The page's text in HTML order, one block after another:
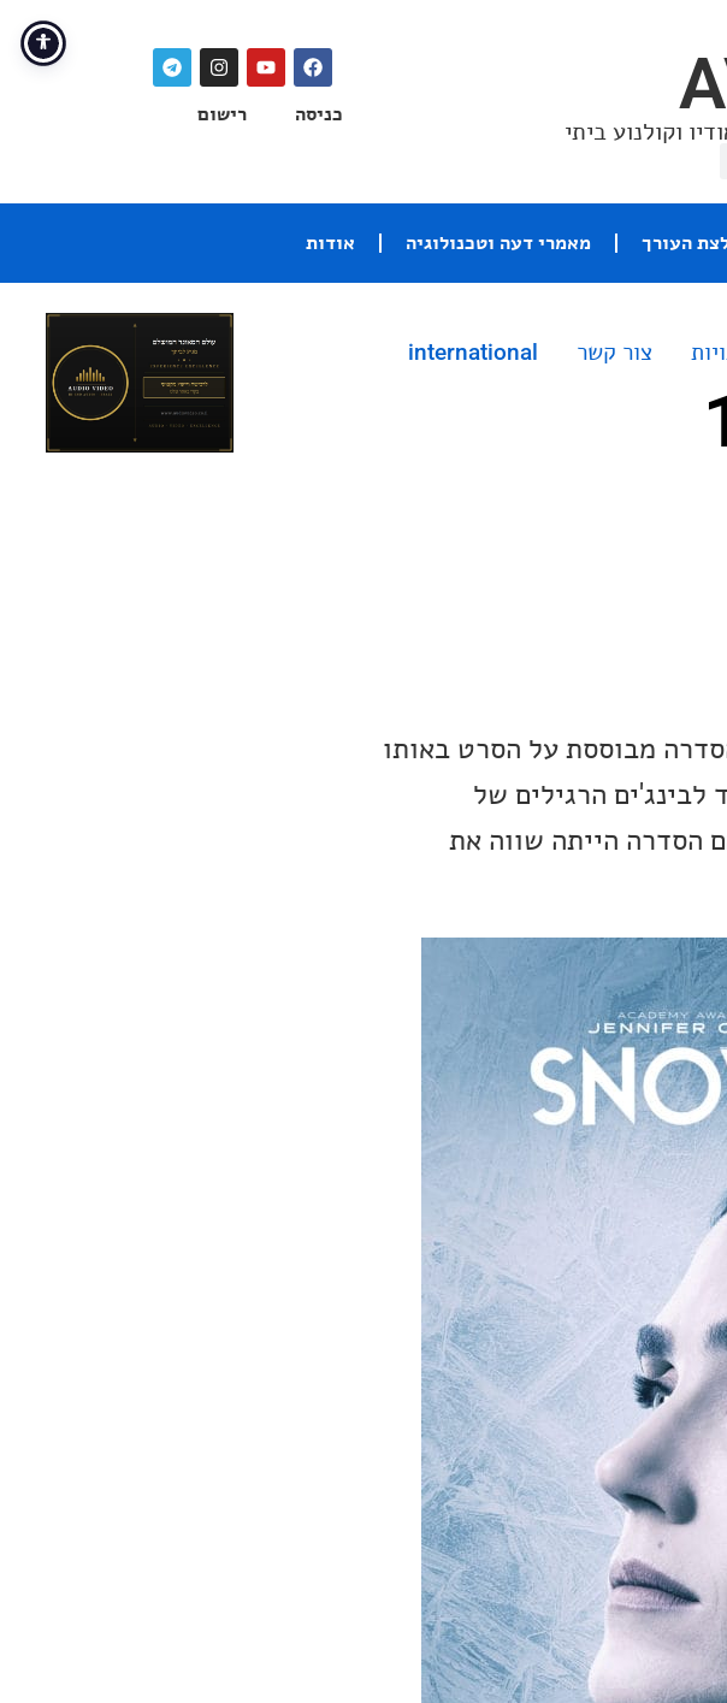
וקולנוע ביתי
כניסה רישום
העורך מאמרי דעה וטכנולוגיה אודות
צור קשר international
– עונה 1
מבוססת על הסרט באותו
גרפי צרפתי משנות ה-80. בניגוד לבינג'ים הרגילים של
הסדרה הייתה שווה את